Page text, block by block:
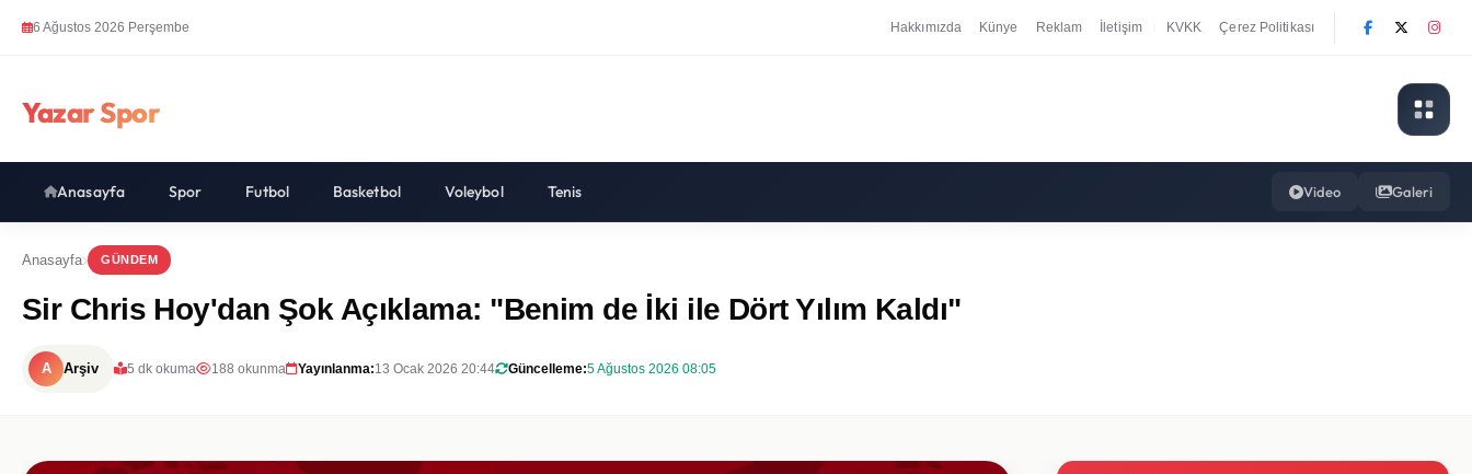
6 Ağustos 2026 Perşembe Hakkımızda Künye Reklam İletişim KVKK Çerez Politikası
Yazar Spor
Anasayfa Spor Futbol Basketbol Voleybol Tenis Video Galeri
Anasayfa GÜNDEM
Sir Chris Hoy'dan Şok Açıklama: "Benim de İki ile Dört Yılım Kaldı"
A Arşiv 5 dk okuma 188 okunma Yayınlanma:13 Ocak 2026 20:44 Güncelleme:5 Ağustos 2026 08:05